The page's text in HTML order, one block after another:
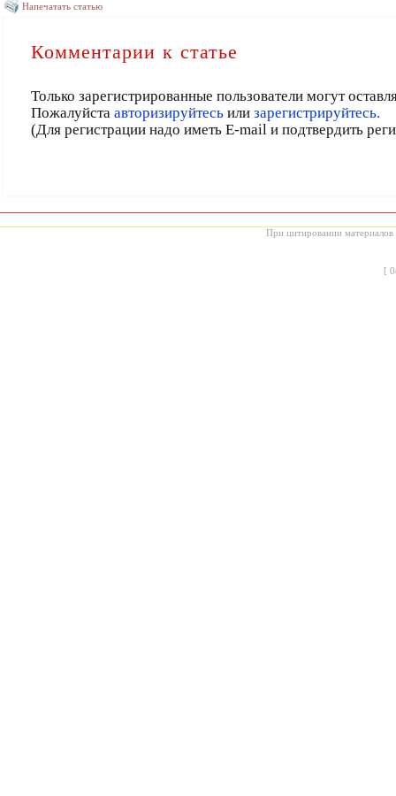
Напечатать статью
Комментарии к статье
Только зарегистрированные пользователи могут
Пожалуйста авторизируйтесьили зарегистрируйтесь.
(Для регистрации надо иметь E-mail и подтвердить
При цитировании материалов
[